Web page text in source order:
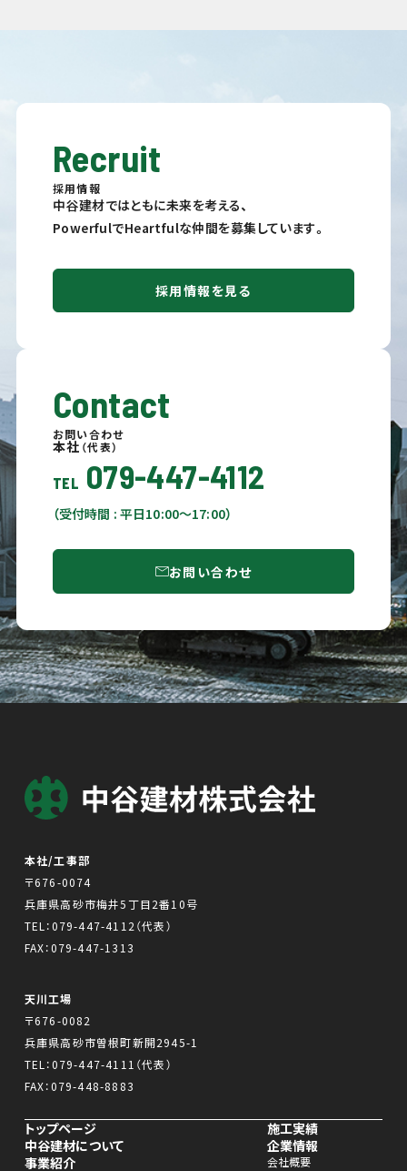
Recruit
採用情報
中谷建材ではともに未来を考える、
PowerfulでHeartfulな仲間を募集しています。
採用情報を見る
Contact
お問い合わせ
本社 （代表）
TEL 079-447-4112
（受付時間 : 平日10:00〜17:00）
お問い合わせ
本社/工事部
〒676-0074
兵庫県高砂市梅井5丁目2番10号
TEL：079-447-4112（代表）
FAX：079-447-1313
天川工場
〒676-0082
兵庫県高砂市曽根町新開2945-1
TEL：079-447-4111 （代表）
FAX：079-448-8883
トップページ
中谷建材について
事業紹介
施工実績
企業情報
会社概要